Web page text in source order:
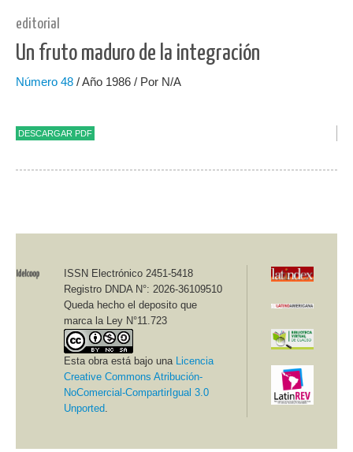
editorial
Un fruto maduro de la integración
Número 48 / Año 1986 / Por N/A
DESCARGAR PDF
ISSN Electrónico 2451-5418
Registro DNDA N°: 2026-36109510
Queda hecho el deposito que
marca la Ley N°11.723
Esta obra está bajo una Licencia
Creative Commons Atribución-
NoComercial-CompartirIgual 3.0
Unported.